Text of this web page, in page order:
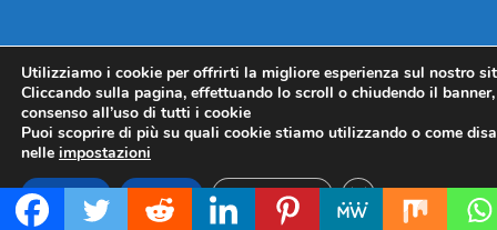
Utilizziamo i cookie per offrirti la migliore esperienza sul nostro
Cliccando sulla pagina, effettuando lo scroll o chiudendo il
consenso all’uso di tutti i cookie
Puoi scoprire di più su quali cookie stiamo utilizzando o come
nelle impostazioni
Accetta Rifiuta Impostazioni CLOSE GDPR